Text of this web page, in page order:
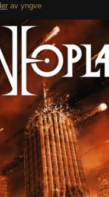
av yngve